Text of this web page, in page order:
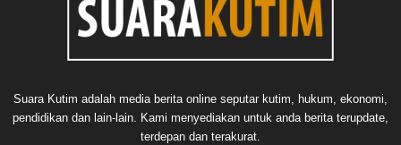
Suara Kutim adalah media berita online seputar kutim, hukum, ekonomi,
pendidikan dan lain-lain. Kami menyediakan untuk anda berita terupdate,
terdepan dan terakurat.